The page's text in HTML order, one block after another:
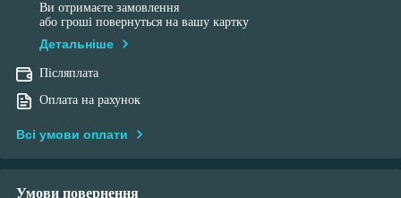
Ви отримаєте замовлення
або гроші повернуться на вашу картку
Детальніше
Післяплата
Оплата на рахунок
Всі умови оплати
Умови повернення